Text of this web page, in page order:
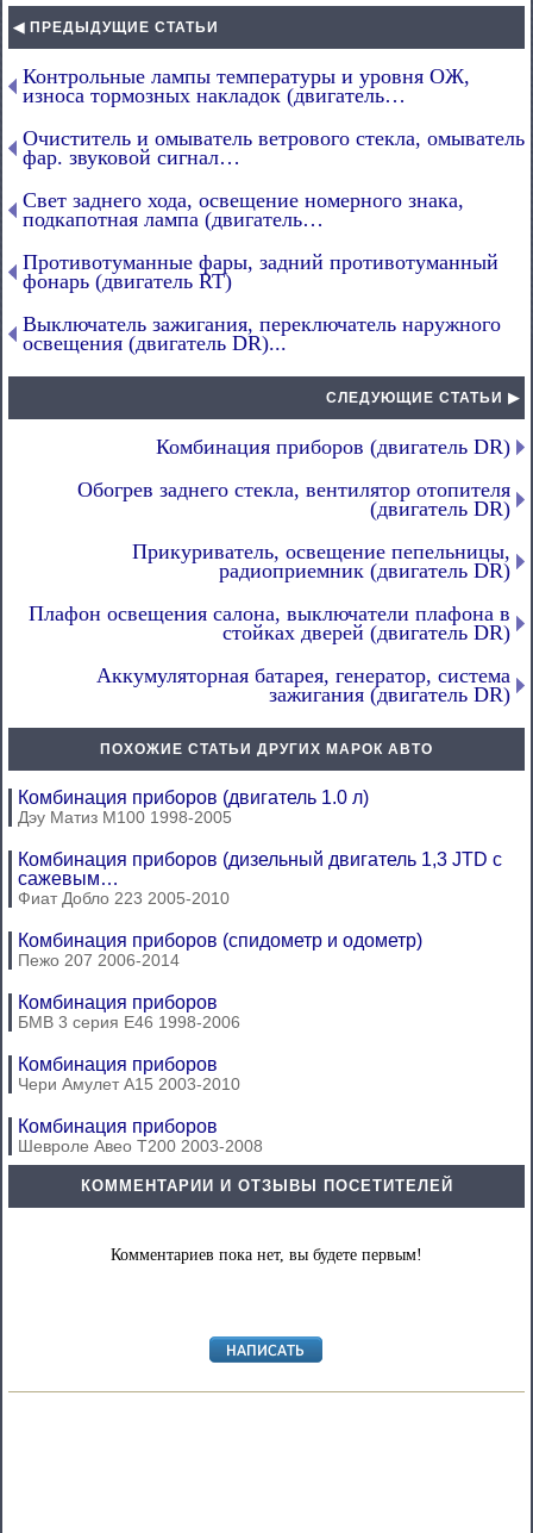
◀ ПРЕДЫДУЩИЕ СТАТЬИ
Контрольные лампы температуры и уровня ОЖ,
износа тормозных накладок (двигатель…
Очиститель и омыватель ветрового стекла, омыватель
фар. звуковой сигнал…
Свет заднего хода, освещение номерного знака,
подкапотная лампа (двигатель…
Противотуманные фары, задний противотуманный
фонарь (двигатель RT)
Выключатель зажигания, переключатель наружного
освещения (двигатель DR)...
СЛЕДУЮЩИЕ СТАТЬИ ▶
Комбинация приборов (двигатель DR)
Обогрев заднего стекла, вентилятор отопителя
(двигатель DR)
Прикуриватель, освещение пепельницы,
радиоприемник (двигатель DR)
Плафон освещения салона, выключатели плафона в
стойках дверей (двигатель DR)
Аккумуляторная батарея, генератор, система
зажигания (двигатель DR)
ПОХОЖИЕ СТАТЬИ ДРУГИХ МАРОК АВТО
Комбинация приборов (двигатель 1.0 л)
Дэу Матиз М100 1998-2005
Комбинация приборов (дизельный двигатель 1,3 JTD с
сажевым…
Фиат Добло 223 2005-2010
Комбинация приборов (спидометр и одометр)
Пежо 207 2006-2014
Комбинация приборов
БМВ 3 серия Е46 1998-2006
Комбинация приборов
Чери Амулет А15 2003-2010
Комбинация приборов
Шевроле Авео Т200 2003-2008
КОММЕНТАРИИ И ОТЗЫВЫ ПОСЕТИТЕЛЕЙ
Комментариев пока нет, вы будете первым!